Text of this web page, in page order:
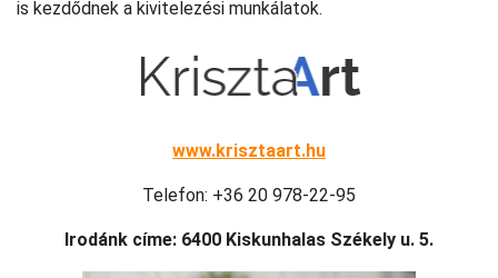
is kezdődnek a kivitelezési munkálatok.
www.krisztaart.hu
Telefon: +36 20 978-22-95
Irodánk címe: 6400 Kiskunhalas Székely u. 5.